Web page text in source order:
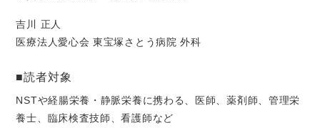
吉川 正人
医療法人愛心会 東宝塚さとう病院 外科
■読者対象
NSTや経腸栄養・静脈栄養に携わる、医師、薬剤師、管理栄
養士、臨床検査技師、看護師など